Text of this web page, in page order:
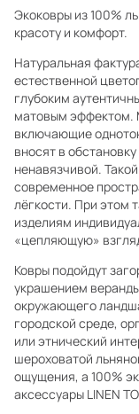
Экоковры из 100%
красоту и комфорт.
Натуральная
естественной
глубоким
матовым эффектом.
включающие
вносят в
ненавязчивой.
современное
лёгкости. При этом
изделиям
«цепляющую»
Ковры подойдут
украшением
окружающего
городской среде,
или этнический
шероховатой
ощущения, а 100%
аксессуары LINEN